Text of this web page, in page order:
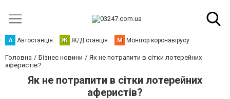
А Автостанція Ж Ж/Д станція М Монітор коронавірусу
Головна Бізнес новини
Як не потрапити в сітки лотерейних
аферистів?
Як не потрапити в сітки лотерейних
аферистів?